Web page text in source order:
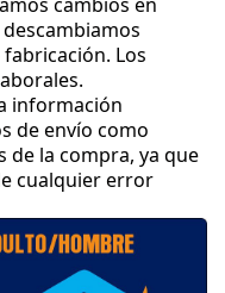
. Los
.
información
de envío como
de la compra, ya que
cualquier error